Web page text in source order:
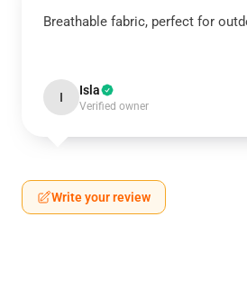
Breathable fabric, perfect for
I Isla
Verified owner
Write your review